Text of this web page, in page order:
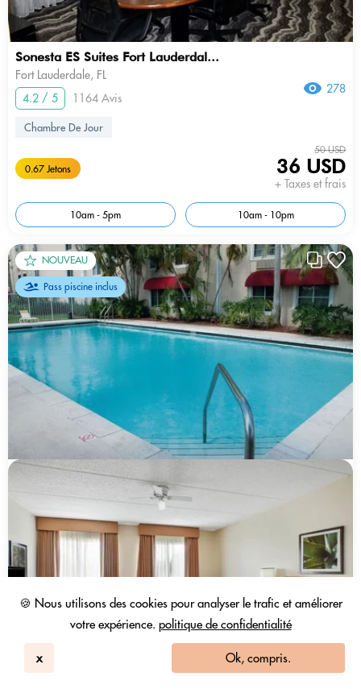
🍪 Nous utilisons des cookies pour analyser le trafic et améliorer
votre expérience. politique de confidentialité
x Ok, compris.
Sonesta ES Suites Fort Lauderdal...
Fort Lauderdale, FL
4.2 / 5
1164 Avis
278
Chambre De Jour
0.67 Jetons
50 USD
36 USD
+ Taxes et frais
10am - 5pm 10am - 10pm
NOUVEAU
Pass piscine inclus